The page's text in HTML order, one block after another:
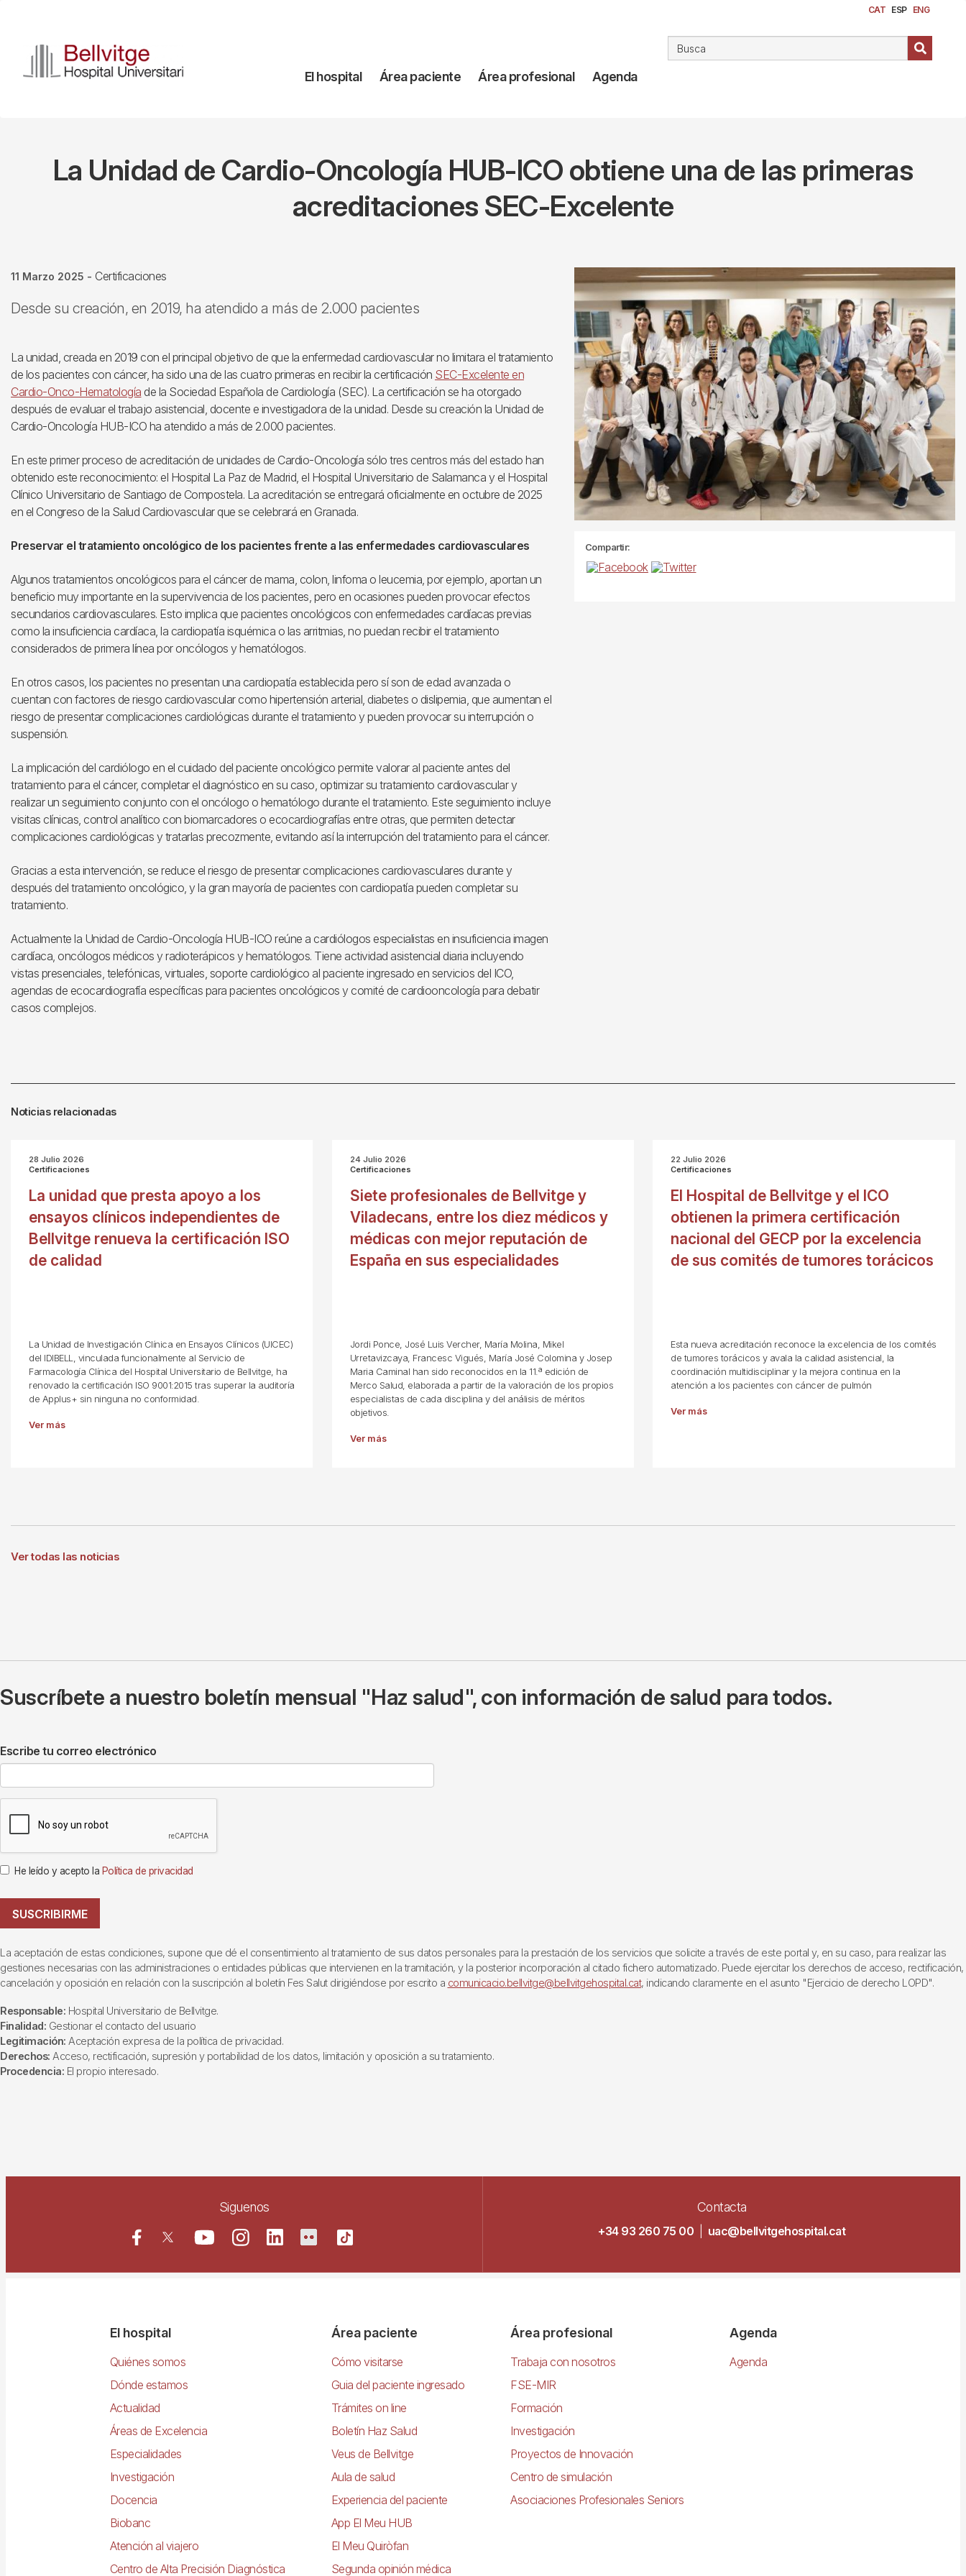
contenido
principal
CAT ESP ENG
Navegación
El hospital Área paciente Área profesional Agenda
La Unidad de Cardio-Oncología HUB-ICO obtiene una de las primeras
acreditaciones SEC-Excelente
11 Marzo 2025 - Certificaciones
Desde su creación, en 2019, ha atendido a más de 2.000 pacientes
La unidad, creada en 2019 con el principal objetivo de que la enfermedad cardiovascular no limitara el tratamiento
de los pacientes con cáncer, ha sido una de las cuatro primeras en recibir la certificación SEC-Excelente en
Cardio-Onco-Hematología de la Sociedad Española de Cardiología (SEC). La certificación se ha otorgado
después de evaluar el trabajo asistencial, docente e investigadora de la unidad. Desde su creación la Unidad de
Cardio-Oncología HUB-ICO ha atendido a más de 2.000 pacientes.
En este primer proceso de acreditación de unidades de Cardio-Oncología sólo tres centros más del estado han
obtenido este reconocimiento: el Hospital La Paz de Madrid, el Hospital Universitario de Salamanca y el Hospital
Clínico Universitario de Santiago de Compostela. La acreditación se entregará oficialmente en octubre de 2025
en el Congreso de la Salud Cardiovascular que se celebrará en Granada.
Preservar el tratamiento oncológico de los pacientes frente a las enfermedades cardiovasculares
Algunos tratamientos oncológicos para el cáncer de mama, colon, linfoma o leucemia, por ejemplo, aportan un
beneficio muy importante en la supervivencia de los pacientes, pero en ocasiones pueden provocar efectos
secundarios cardiovasculares. Esto implica que pacientes oncológicos con enfermedades cardíacas previas
como la insuficiencia cardíaca, la cardiopatía isquémica o las arritmias, no puedan recibir el tratamiento
considerados de primera línea por oncólogos y hematólogos.
En otros casos, los pacientes no presentan una cardiopatía establecida pero sí son de edad avanzada o
cuentan con factores de riesgo cardiovascular como hipertensión arterial, diabetes o dislipemia, que aumentan el
riesgo de presentar complicaciones cardiológicas durante el tratamiento y pueden provocar su interrupción o
suspensión.
La implicación del cardiólogo en el cuidado del paciente oncológico permite valorar al paciente antes del
tratamiento para el cáncer, completar el diagnóstico en su caso, optimizar su tratamiento cardiovascular y
realizar un seguimiento conjunto con el oncólogo o hematólogo durante el tratamiento. Este seguimiento incluye
visitas clínicas, control analítico con biomarcadores o ecocardiografías entre otras, que permiten detectar
complicaciones cardiológicas y tratarlas precozmente, evitando así la interrupción del tratamiento para el cáncer.
Gracias a esta intervención, se reduce el riesgo de presentar complicaciones cardiovasculares durante y
después del tratamiento oncológico, y la gran mayoría de pacientes con cardiopatía pueden completar su
tratamiento.
Actualmente la Unidad de Cardio-Oncología HUB-ICO reúne a cardiólogos especialistas en insuficiencia imagen
cardíaca, oncólogos médicos y radioterápicos y hematólogos. Tiene actividad asistencial diaria incluyendo
vistas presenciales, telefónicas, virtuales, soporte cardiológico al paciente ingresado en servicios del ICO,
agendas de ecocardiografía específicas para pacientes oncológicos y comité de cardiooncología para debatir
casos complejos.
Compartir:
Noticias relacionadas
28 Julio 2026
Certificaciones
La unidad que presta apoyo a los
ensayos clínicos independientes de
Bellvitge renueva la certificación ISO
de calidad
La Unidad de Investigación Clínica en Ensayos Clínicos (UICEC)
del IDIBELL, vinculada funcionalmente al Servicio de
Farmacología Clínica del Hospital Universitario de Bellvitge, ha
renovado la certificación ISO 9001:2015 tras superar la auditoría
de Applus+ sin ninguna no conformidad.
Ver más
24 Julio 2026
Certificaciones
Siete profesionales de Bellvitge y
Viladecans, entre los diez médicos y
médicas con mejor reputación de
España en sus especialidades
Jordi Ponce, José Luis Vercher, María Molina, Mikel
Urretavizcaya, Francesc Vigués, María José Colomina y Josep
Maria Caminal han sido reconocidos en la 11.ª edición de
Merco Salud, elaborada a partir de la valoración de los propios
especialistas de cada disciplina y del análisis de méritos
objetivos.
Ver más
22 Julio 2026
Certificaciones
El Hospital de Bellvitge y el ICO
obtienen la primera certificación
nacional del GECP por la excelencia
de sus comités de tumores torácicos
Esta nueva acreditación reconoce la excelencia de los comités
de tumores torácicos y avala la calidad asistencial, la
coordinación multidisciplinar y la mejora continua en la
atención a los pacientes con cáncer de pulmón
Ver más
Ver todas las noticias
Suscríbete a nuestro boletín mensual "Haz salud", con información de salud para todos.
Escribe tu correo electrónico
He leído y acepto la Política de privacidad
SUSCRIBIRME
La aceptación de estas condiciones, supone que dé el consentimiento al tratamiento de sus datos personales para la prestación de los servicios que solicite a través de este portal y, en su caso, para realizar las
gestiones necesarias con las administraciones o entidades públicas que intervienen en la tramitación, y la posterior incorporación al citado fichero automatizado. Puede ejercitar los derechos de acceso, rectificación,
cancelación y oposición en relación con la suscripción al boletín Fes Salut dirigiéndose por escrito a comunicacio.bellvitge@bellvitgehospital.cat, indicando claramente en el asunto "Ejercicio de derecho LOPD".
Responsable: Hospital Universitario de Bellvitge.
Finalidad: Gestionar el contacto del usuario
Legitimación: Aceptación expresa de la política de privacidad.
Derechos: Acceso, rectificación, supresión y portabilidad de los datos, limitación y oposición a su tratamiento.
Procedencia: El propio interesado.
Siguenos Contacta
+34 93 260 75 00 uac@bellvitgehospital.cat
NavegacióEl hospital
Quiénes somos
Dónde estamos
Actualidad
Áreas de Excelencia
Especialidades
Investigación
Docencia
Biobanc
Atención al viajero
Centro de Alta Precisión Diagnóstica
Área paciente
Cómo visitarse
Guia del paciente ingresado
Trámites on line
Boletín Haz Salud
Veus de Bellvitge
Aula de salud
Experiencia del paciente
App El Meu HUB
El Meu Quiròfan
Segunda opinión médica
Área profesional
Trabaja con nosotros
FSE-MIR
Formación
Investigación
Proyectos de Innovación
Centro de simulación
Asociaciones Profesionales Seniors
Agenda
Agenda